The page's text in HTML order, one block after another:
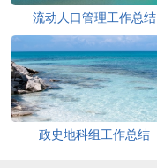
流动人口管理工作总结
政史地科组工作总结